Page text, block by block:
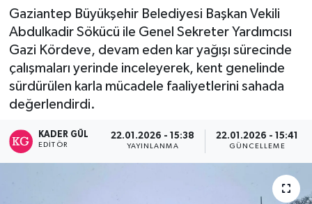
Gaziantep Büyükşehir Belediyesi Başkan Vekili
Abdulkadir Sökücü ile Genel Sekreter Yardımcısı
Gazi Kördeve, devam eden kar yağışı sürecinde
çalışmaları yerinde inceleyerek, kent genelinde
sürdürülen karla mücadele faaliyetlerini sahada
değerlendirdi.
KADER GÜL
EDITÖR
22.01.2026 - 15:38
YAYINLANMA
22.01.2026 - 15:41
GÜNCELLEME
Son Dakika Haberleri
Haber Arşivi